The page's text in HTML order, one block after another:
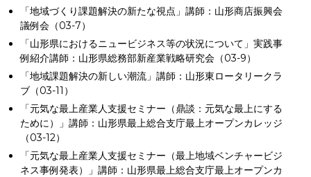
「地域づくり課題解決の新たな視点」講師：山形商店振興会
議例会（03-7）
「山形県におけるニュービジネス等の状況について」実践事
例紹介講師：山形県総務部新産業戦略研究会（03-9）
「地域課題解決の新しい潮流」講師：山形東ロータリークラ
ブ（03-11）
「元気な最上産業人支援セミナー（鼎談：元気な最上にする
ために）」講師：山形県最上総合支庁最上オープンカレッジ
（03-12）
「元気な最上産業人支援セミナー（最上地域ベンチャービジ
ネス事例発表）」講師：山形県最上総合支庁最上オープンカ